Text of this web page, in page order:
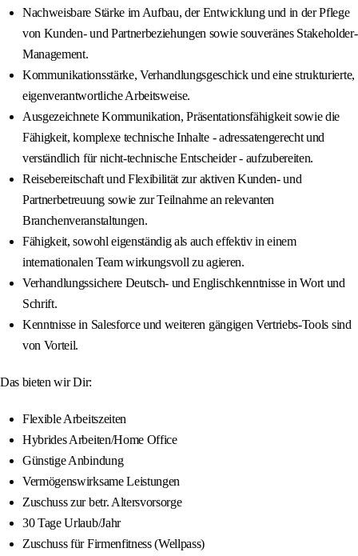
Nachweisbare Stärke im Aufbau, der Entwicklung und in der Pflege
von Kunden- und Partnerbeziehungen sowie souveränes Stakeholder-
Management.
Kommunikationsstärke, Verhandlungsgeschick und eine strukturierte,
eigenverantwortliche Arbeitsweise.
Ausgezeichnete Kommunikation, Präsentationsfähigkeit sowie die
Fähigkeit, komplexe technische Inhalte - adressatengerecht und
verständlich für nicht-technische Entscheider - aufzubereiten.
Reisebereitschaft und Flexibilität zur aktiven Kunden- und
Partnerbetreuung sowie zur Teilnahme an relevanten
Branchenveranstaltungen.
Fähigkeit, sowohl eigenständig als auch effektiv in einem
internationalen Team wirkungsvoll zu agieren.
Verhandlungssichere Deutsch- und Englischkenntnisse in Wort und
Schrift.
Kenntnisse in Salesforce und weiteren gängigen Vertriebs-Tools sind
von Vorteil.
Das bieten wir Dir:
Flexible Arbeitszeiten
Hybrides Arbeiten/Home Office
Günstige Anbindung
Vermögenswirksame Leistungen
Zuschuss zur betr. Altersvorsorge
30 Tage Urlaub/Jahr
Zuschuss für Firmenfitness (Wellpass)